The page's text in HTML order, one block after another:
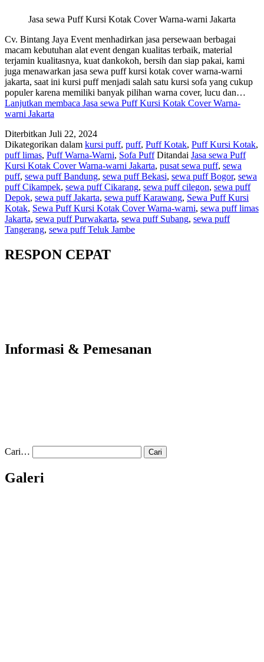
Jasa sewa Puff Kursi Kotak Cover Warna-warni Jakarta
Cv. Bintang Jaya Event menhadirkan jasa persewaan berbagai
macam kebutuhan alat event dengan kualitas terbaik, material
terjamin kualitasnya, kuat dankokoh, bersih dan siap pakai, kami
juga menawarkan jasa sewa puff kursi kotak cover warna-warni
jakarta, saat ini kursi puff menjadi salah satu kursi sofa yang cukup
populer karena memiliki banyak pilihan warna cover, lucu dan…
Lanjutkan membaca Jasa sewa Puff Kursi Kotak Cover Warna-
warni Jakarta
Diterbitkan Juli 22, 2024
Dikategorikan dalam kursi puff, puff, Puff Kotak, Puff Kursi Kotak,
puff limas, Puff Warna-Warni, Sofa Puff Ditandai Jasa sewa Puff
Kursi Kotak Cover Warna-warni Jakarta, pusat sewa puff, sewa
puff, sewa puff Bandung, sewa puff Bekasi, sewa puff Bogor, sewa
puff Cikampek, sewa puff Cikarang, sewa puff cilegon, sewa puff
Depok, sewa puff Jakarta, sewa puff Karawang, Sewa Puff Kursi
Kotak, Sewa Puff Kursi Kotak Cover Warna-warni, sewa puff limas
Jakarta, sewa puff Purwakarta, sewa puff Subang, sewa puff
Tangerang, sewa puff Teluk Jambe
RESPON CEPAT
Informasi & Pemesanan
Cari…
Galeri